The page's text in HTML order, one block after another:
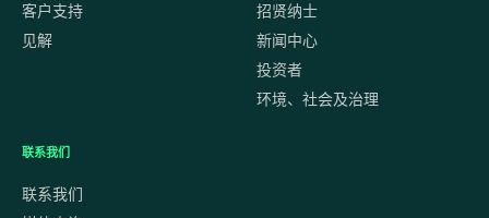
客户支持
见解
招贤纳士
新闻中心
投资者
环境、社会及治理
联系我们
联系我们